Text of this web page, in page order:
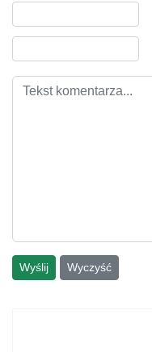
Tekst komentarza
Wyślij Wyczyść